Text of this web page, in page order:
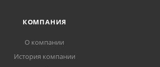
КОМПАНИЯ
О компании
История компании